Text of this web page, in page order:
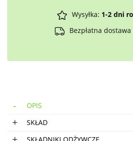
Wysyłka: 1-2 dni
Bezpłatna dostawa
OPIS
SKŁAD
SKŁADNIKI ODŻYWCZE